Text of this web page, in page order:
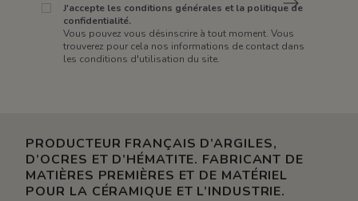
J'accepte les conditions générales et la politique de
confidentialité.
Vous pouvez vous désinscrire à tout moment. Vous
trouverez pour cela nos informations de contact dans
les conditions d'utilisation du site.
PRODUCTEUR FRANÇAIS D’ARGILES,
D’OCRES ET D’HÉMATITE. FABRICANT DE
MATIÈRES PREMIÈRES ET DE MATÉRIEL
POUR LA CÉRAMIQUE ET L’INDUSTRIE.